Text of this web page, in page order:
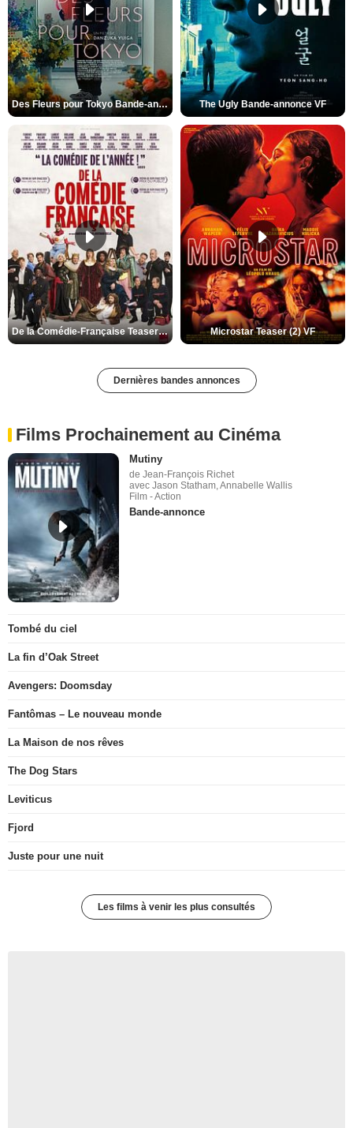
Des Fleurs pour Tokyo Bande-annonce VO STFR The Ugly Bande-annonce VF
De la Comédie-Française Teaser (3) VF Microstar Teaser (2) VF
Dernières bandes annonces
Films Prochainement au Cinéma
Mutiny
de Jean-François Richet
avec Jason Statham, Annabelle Wallis
Film - Action
Bande-annonce
Tombé du ciel
La fin d’Oak Street
Avengers: Doomsday
Fantômas – Le nouveau monde
La Maison de nos rêves
The Dog Stars
Leviticus
Fjord
Juste pour une nuit
Les films à venir les plus consultés